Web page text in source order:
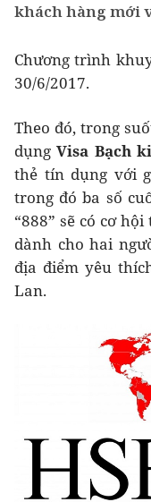
khách hàng mới
Chương trình
30/6/2017.
Theo đó, trong
dụngVisa Bạch
thẻ tín dụng với
trong đó ba số
“888” sẽ có cơ
dành cho hai
địa điểm yêu
Lan.